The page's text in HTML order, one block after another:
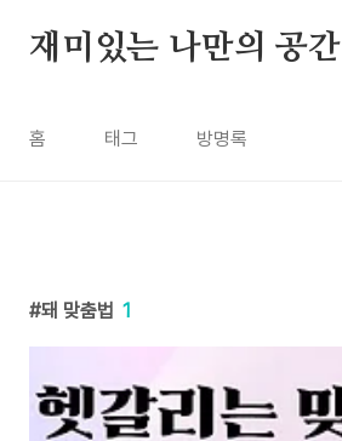
재미있는 나만의 공간
홈 태그 방명록
돼 맞춤법 1